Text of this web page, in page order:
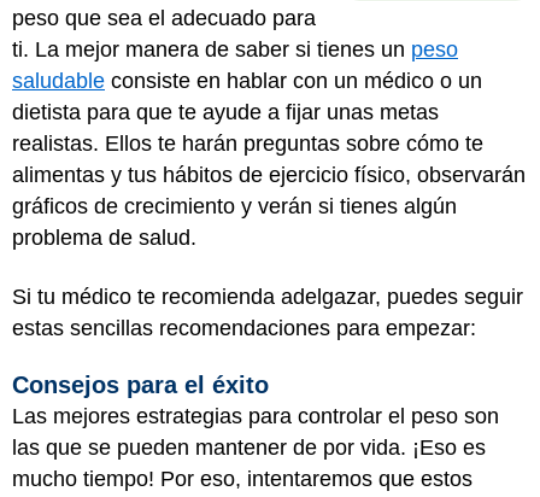
peso que sea el adecuado para
ti. La mejor manera de saber si tienes un peso
saludable consiste en hablar con un médico o un
dietista para que te ayude a fijar unas metas
realistas. Ellos te harán preguntas sobre cómo te
alimentas y tus hábitos de ejercicio físico, observarán
gráficos de crecimiento y verán si tienes algún
problema de salud.
Si tu médico te recomienda adelgazar, puedes seguir
estas sencillas recomendaciones para empezar:
Consejos para el éxito
Las mejores estrategias para controlar el peso son
las que se pueden mantener de por vida. ¡Eso es
mucho tiempo! Por eso, intentaremos que estos